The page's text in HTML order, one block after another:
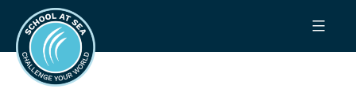
naar
inhoud
School
at
Sea